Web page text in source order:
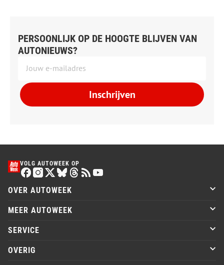
PERSOONLIJK OP DE HOOGTE BLIJVEN VAN
AUTONIEUWS?
Inschrijven
VOLG AUTOWEEK OP
OVER AUTOWEEK
MEER AUTOWEEK
SERVICE
OVERIG